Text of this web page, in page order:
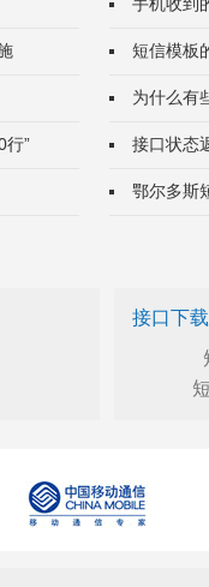
行”
短信模板
为什么有
接口状态
鄂尔多斯
接口下载